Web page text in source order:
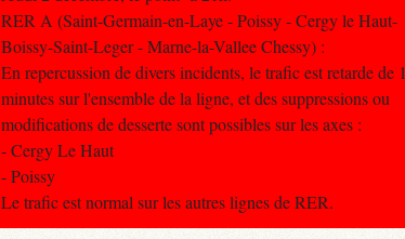
RER A (Saint-Germain-en-Laye - Poissy - Cergy le Haut-
Boissy-Saint-Leger - Marne-la-Vallee Chessy) :
En repercussion de divers incidents, le trafic est retarde de
minutes sur l'ensemble de la ligne, et des suppressions ou
modifications de desserte sont possibles sur les axes :
- Cergy Le Haut
- Poissy
Le trafic est normal sur les autres lignes de RER.